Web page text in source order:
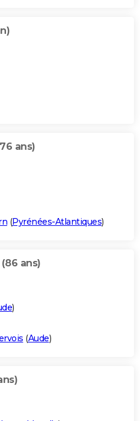
ans)
(Pyrénées-Atlantiques)
(86 ans)
)
(Aude)